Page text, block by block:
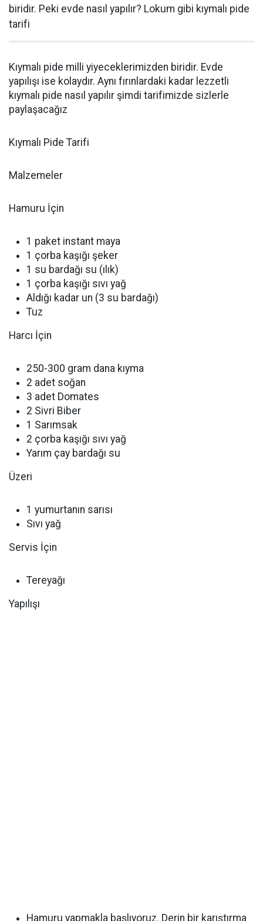
biridir. Peki evde nasıl yapılır? Lokum gibi kıymalı pide
tarifi
Kıymalı pide milli yiyeceklerimizden biridir. Evde
yapılışı ise kolaydır. Aynı fırınlardaki kadar lezzetli
kıymalı pide nasıl yapılır şimdi tarifimizde sizlerle
paylaşacağız
Kıymalı Pide Tarifi
Malzemeler
Hamuru İçin
1 paket instant maya
1 çorba kaşığı şeker
1 su bardağı su (ılık)
1 çorba kaşığı sıvı yağ
Aldığı kadar un (3 su bardağı)
Tuz
Harcı İçin
250-300 gram dana kıyma
2 adet soğan
3 adet Domates
2 Sivri Biber
1 Sarımsak
2 çorba kaşığı sıvı yağ
Yarım çay bardağı su
Üzeri
1 yumurtanın sarısı
Sıvı yağ
Servis İçin
Tereyağı
Yapılışı
Hamuru yapmakla başlıyoruz. Derin bir karıştırma